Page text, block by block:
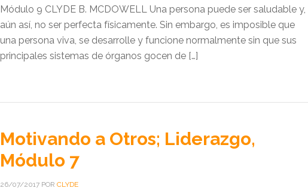
Módulo 9 CLYDE B. MCDOWELL Una persona puede ser saludable y,
aún así, no ser perfecta físicamente. Sin embargo, es imposible que
una persona viva, se desarrolle y funcione normalmente sin que sus
principales sistemas de órganos gocen de […]
Motivando a Otros; Liderazgo,
Módulo 7
26/07/2017 POR CLYDE